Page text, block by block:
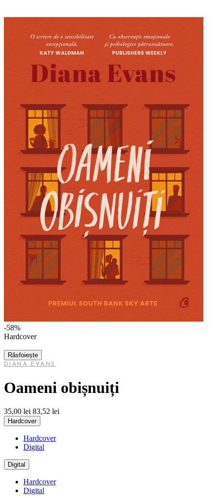
-58%
Hardcover
Răsfoiește
DIANA EVANS
Oameni obișnuiți
35,00 lei 83,52 lei
Hardcover
Hardcover
Digital
Digital
Hardcover
Digital